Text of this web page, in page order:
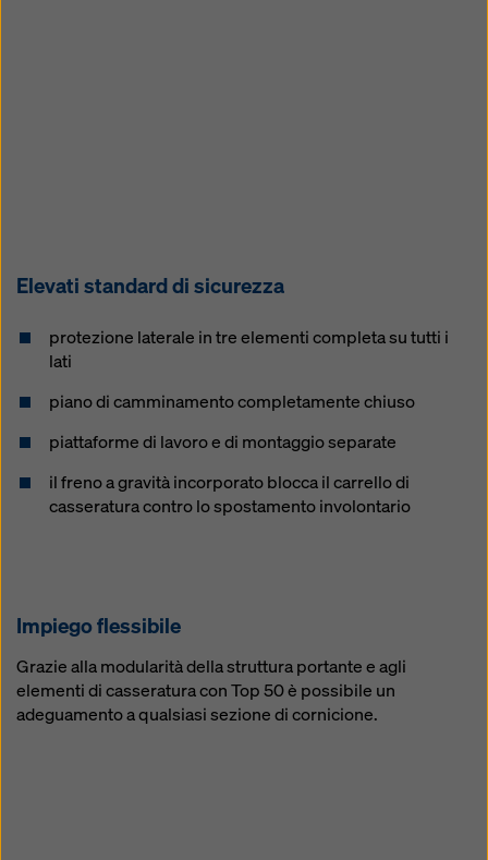
Elevati standard di sicurezza
protezione laterale in tre elementi completa su tutti i
lati
piano di camminamento completamente chiuso
piattaforme di lavoro e di montaggio separate
il freno a gravità incorporato blocca il carrello di
casseratura contro lo spostamento involontario
Impiego flessibile
Grazie alla modularità della struttura portante e agli
elementi di casseratura con Top 50 è possibile un
adeguamento a qualsiasi sezione di cornicione.